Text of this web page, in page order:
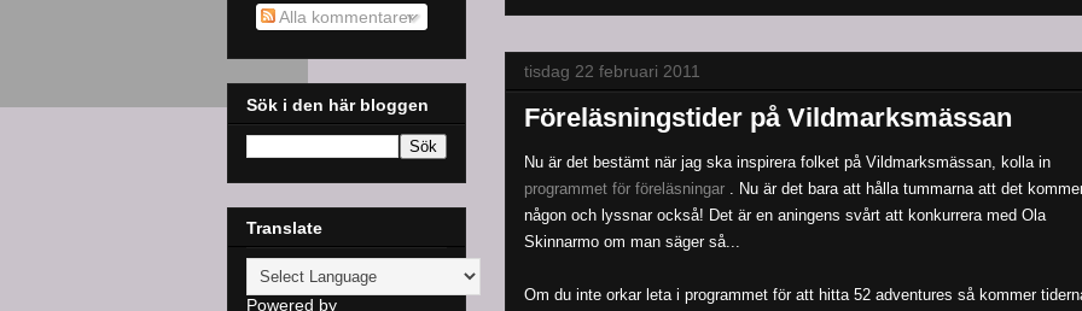
tisdag 22 februari 2011
Föreläsningstider på Vildmarksmässan
Nu är det bestämt när jag ska inspirera folket på Vildmarksmässan, kolla in
programmet för föreläsningar . Nu är det bara att hålla tummarna att det
någon och lyssnar också! Det är en aningens svårt att konkurrera med Ola
Skinnarmo om man säger så...
Om du inte orkar leta i programmet för att hitta 52 adventures så kommer
Alla kommentarer
Sök i den här bloggen
Translate
Powered by